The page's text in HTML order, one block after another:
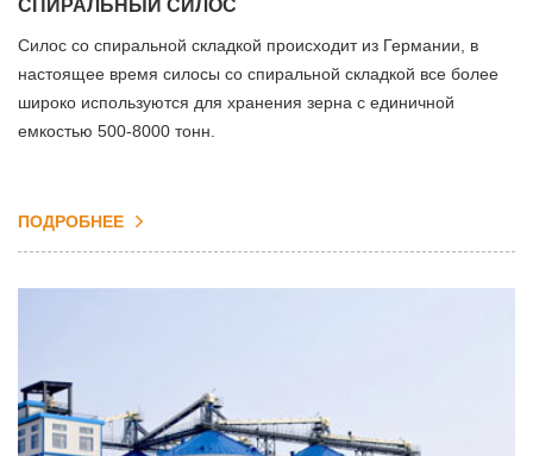
СПИРАЛЬНЫЙ СИЛОС
Силос со спиральной складкой происходит из Германии, в
настоящее время силосы со спиральной складкой все более
широко используются для хранения зерна с единичной
емкостью 500-8000 тонн.
ПОДРОБНЕЕ